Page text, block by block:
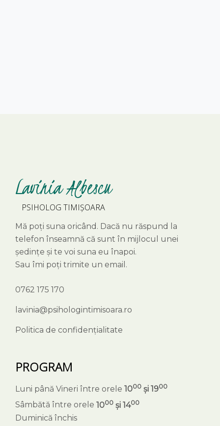
Lavinia Albescu
PSIHOLOG TIMIȘOARA
Mă poți suna oricând. Dacă nu răspund la
telefon înseamnă că sunt în mijlocul unei
ședințe și te voi suna eu înapoi.
Sau îmi poți trimite un email.
0762 175 170
lavinia@psihologintimisoara.ro
Politica de confidențialitate
PROGRAM
Luni până Vineri între orele1000 și 1900
Sâmbătă între orele1000 și 1400
Duminică închis